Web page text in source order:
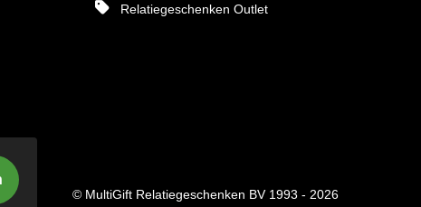
Relatiegeschenken Outlet
© MultiGift Relatiegeschenken BV 1993 - 2026